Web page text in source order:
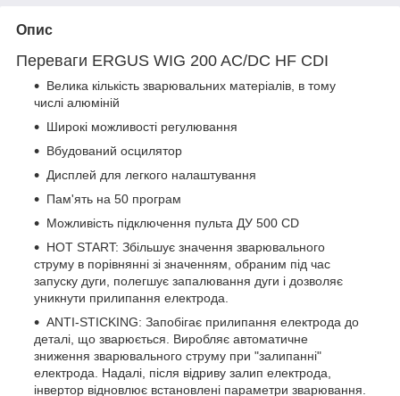
Опис
Переваги ERGUS WIG 200 AC/DC HF CDI
Велика кількість зварювальних матеріалів, в тому
числі алюміній
Широкі можливості регулювання
Вбудований осцилятор
Дисплей для легкого налаштування
Пам'ять на 50 програм
Можливість підключення пульта ДУ 500 CD
HOT START: Збільшує значення зварювального
струму в порівнянні зі значенням, обраним під час
запуску дуги, полегшує запалювання дуги і дозволяє
уникнути прилипання електрода.
ANTI-STICKING: Запобігає прилипання електрода до
деталі, що зварюється. Виробляє автоматичне
зниження зварювального струму при "залипанні"
електрода. Надалі, після відриву залип електрода,
інвертор відновлює встановлені параметри зварювання.